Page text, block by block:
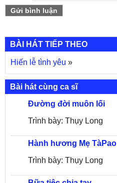
BÀI HÁT TIẾP THEO
Hiến lễ tình yêu »
Bài hát cùng ca sĩ
Đường đời muôn lối
Trình bày: Thụy Long
Hành hương Mẹ TàPao
Trình bày: Thụy Long